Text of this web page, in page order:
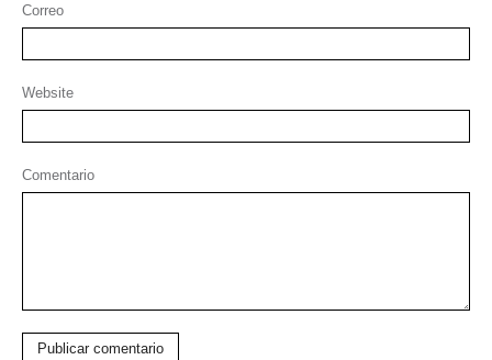
Correo
Website
Comentario
Publicar comentario